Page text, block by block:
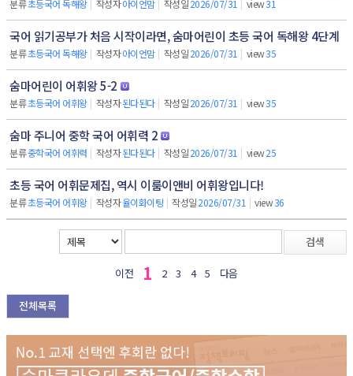
분류초등국어 독해왕 | 작성자아이언맘 | 작성일2026/07/31 | view31
국어 읽기공부가 처음 시작이라면, 숨마어린이 초등 국어 독해왕 4단계
분류초등국어 독해왕 | 작성자아이언맘 | 작성일2026/07/31 | view35
숨마어린이 어휘왕 5-2
분류초등국어 어휘왕 | 작성자된다된다 | 작성일2026/07/31 | view35
숨마 주니어 중학 국어 어휘력 2
분류중학국어 어휘력 | 작성자된다된다 | 작성일2026/07/31 | view25
초등 국어 어휘문제집, 역시 이룸이앤비 어휘왕입니다!
분류초등국어 어휘왕 | 작성자율이화이팅 | 작성일2026/07/31 | view36
검색
이전 1 2 3 4 5 다음
전체목록